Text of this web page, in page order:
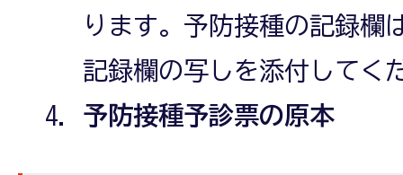
ります。予防接種の記録欄
記録欄の写しを添付してく
予防接種予診票の原本